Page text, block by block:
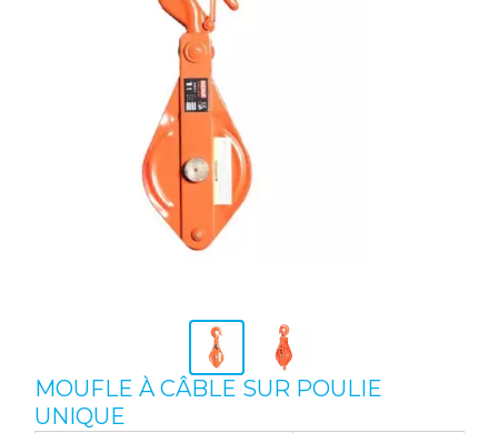
MOUFLE À CÂBLE SUR POULIE
UNIQUE